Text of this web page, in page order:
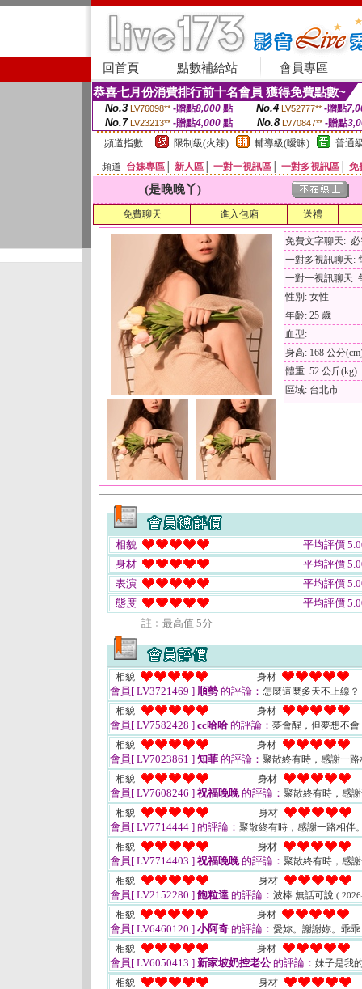
回首頁 點數補給站 會員專區
恭喜七月份消費排行前十名會員 獲得免費點數~
No.3 LV76098** -贈點8,000點 No.4 LV52777** -贈點
No.7 LV23213** -贈點4,000 點 No.8 LV70847** -贈點
頻道指數
限制級(火辣) 輔導級(曖昧) 普通
頻道 台妹專區 新人區 一對一視訊區 一對多視訊區 免
(是晚晚丫)
免費聊天 進入包廂 送禮
免費文字聊天:
一對多視訊聊天:
一對一視訊聊天:
性別: 女性
年齡: 25 歲
血型:
身高: 168 公分
體重: 52 公斤(kg)
區域: 台北市
相貌
平均評價
身材
平均評價
表演
平均評價
態度
平均評價
註﹕最高值 5分
相貌 身材
會員[ LV3721469 ] 順勢 的評論： 怎麼這麼多天不上線
相貌
身材
會員[ LV7582428 ] cc哈哈 的評論： 夢會醒，但夢想不
相貌
身材
會員[ LV7023861 ] 知菲 的評論： 聚散終有時，感謝一
相貌
身材
會員[ LV7608246 ] 祝福晚晚的評論： 聚散終有時，感
相貌
身材
會員[ LV7714444 ] 的評論： 聚散終有時，感謝一路相伴
相貌
身材
會員[ LV7714403 ] 祝福晚晚的評論： 聚散終有時，感
相貌
身材
會員[ LV2152280 ] 飽粒達 的評論： 波棒 無話可說 (
相貌 身材
會員[ LV6460120 ] 小阿奇 的評論： 愛妳。謝謝妳。乖
相貌
身材
會員[ LV6050413 ] 新家坡奶控老公 的評論： 妹子是我
相貌
身材